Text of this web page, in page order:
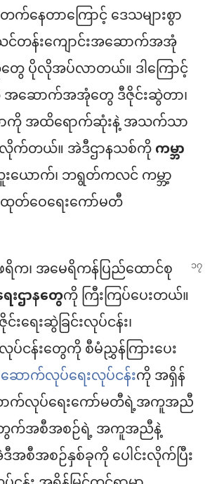
ေတာကြောင့် ဒေသများစွာ
သင်တန်းကျောင်းအဆောက်အအုံ
ေ ပိုလိုအပ်လာတယ်။ ဒါကြောင့်
အဆောက်အအုံတွေ ဒီဇိုင်းဆွဲတာ၊
တာကို အထိရောက်ဆုံးနဲ့ အသက်သာ
လိုက်တယ်။ အဲဒီဌာနသစ်ကိုကမ္ဘာ
ယောက်၊ ဘရွတ်ကလင် ကမ္ဘာ့
ထုတ်ဝေရေးကော်မတီ
ရိက၊ အမေရိကန်ပြည်ထောင်စု
းဌာနတွေကို ကြီးကြပ်ပေးတယ်။
ေးဆွဲခြင်းလုပ်ငန်း၊
ပ်ငန်းတွေကို စီမံညွှန်ကြားပေး
ောက်လုပ်ရေးလုပ်ငန်းကို အရှိန်
ောက်လုပ်ရေးကော်မတီရဲ့အကူအညီ
တွက်အစီအစဉ်ရဲ့ အကူအညီနဲ့
စီအစဉ်နှစ်ခုကို ပေါင်းလိုက်ပြီး